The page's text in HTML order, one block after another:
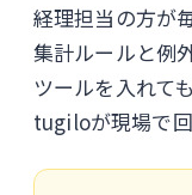
経理担当の方が
集計ルールと例
ツールを入れて
tugiloが現場で回